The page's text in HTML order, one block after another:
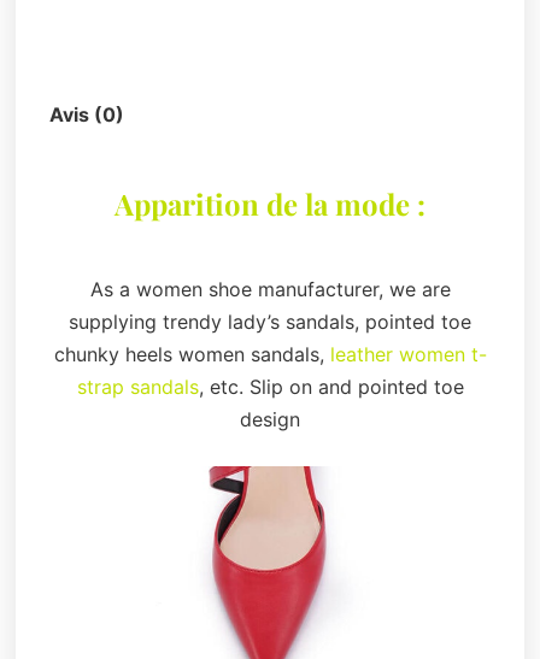
Avis (0)
Apparition de la mode :
As a women shoe manufacturer, we are
supplying trendy lady’s sandals, pointed toe
chunky heels women sandals, leather women t-
strap sandals, etc. Slip on and pointed toe
design